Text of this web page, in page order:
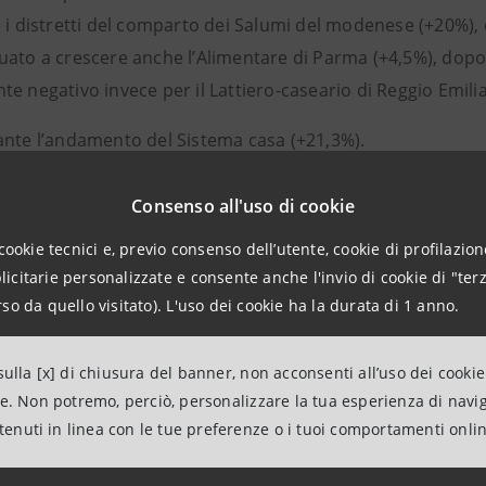
Consenso all'uso di cookie
tecnici e, previo consenso dell’utente, cookie di
personalizzate e consente anche l'invio di cookie di
da quello visitato). L'uso dei cookie ha la durata di 1 anno.
[x] di chiusura del banner, non acconsenti all’uso dei
Non potremo, perciò, personalizzare la tua esperienza di
in linea con le tue preferenze o i tuoi comportamenti
i distretti del comparto dei Salumi del modenese (+20%),
a crescere anche l’Alimentare di Parma (+4,5%),
negativo invece per il Lattiero-caseario di Reggio Emilia
l’andamento del Sistema casa (+21,3%).
performance per l’export dei Mobili imbottiti di Forlì,
al traino dei primi cinque mercati di riferimento:
le Piastrelle di Sassuolo che fanno registrare un
ampiamente i livelli di export dei primi nove mesi
Sistema moda si osserva una crescita nell’export
della Maglieria e abbigliamento di Carpi
(+1,1%), e del distretto delle Calzature di San Mauro
i livelli pre-pandemia (-26,4%), mentre rimane